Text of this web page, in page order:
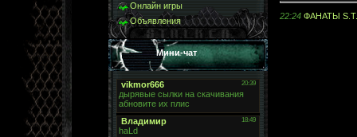
Онлайн игры
Объявления
Мини-чат
22:24 ФАНАТЫ